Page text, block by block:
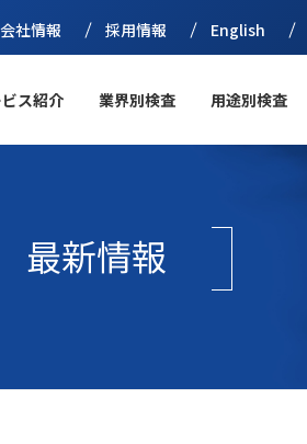
会社情報 採用情報 English
ス紹介 業界別検査 用途別検査
最新情報